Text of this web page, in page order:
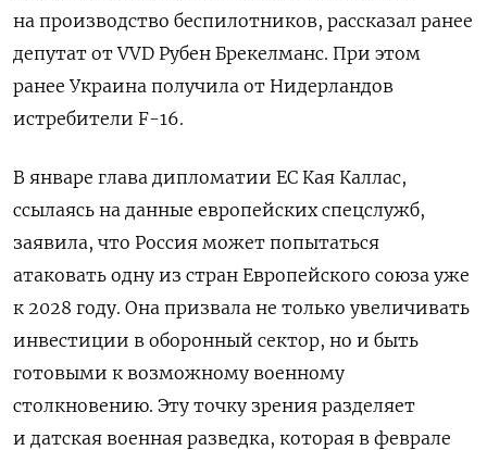
на производство беспилотников, рассказал ранее
депутат от VVD Рубен Брекелманс. При этом
ранее Украина получила от Нидерландов
истребители F-16.
В январе глава дипломатии ЕС Кая Каллас,
ссылаясь на данные европейских спецслужб,
заявила, что Россия может попытаться
атаковать одну из стран Европейского союза уже
к 2028 году. Она призвала не только увеличивать
инвестиции в оборонный сектор, но и быть
готовыми к возможному военному
столкновению. Эту точку зрения разделяет
и датская военная разведка, которая в феврале